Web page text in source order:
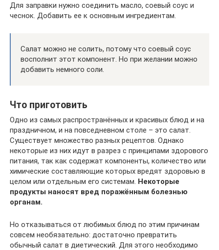
Для заправки нужно соединить масло, соевый соус и
чеснок. Добавить ее к основным ингредиентам.
Салат можно не солить, потому что соевый соус
восполнит этот компонент. Но при желании можно
добавить немного соли.
Что приготовить
Одно из самых распространённых и красивых блюд и на
праздничном, и на повседневном столе – это салат.
Существует множество разных рецептов. Однако
некоторые из них идут в разрез с принципами здорового
питания, так как содержат компоненты, количество или
химические составляющие которых вредят здоровью в
целом или отдельным его системам. Некоторые
продукты наносят вред поражённым болезнью
органам.
Но отказываться от любимых блюд по этим причинам
совсем необязательно: достаточно превратить
обычный салат в диетический. Для этого необходимо